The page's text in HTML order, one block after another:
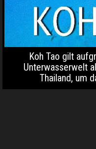
Koh Tao gilt
Unterwasserwelt
Thailand, um